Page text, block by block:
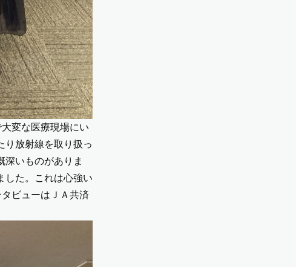
変な医療現場にい
り放射線を取り扱っ
深いものがありま
した。これは心強い
ビューはＪＡ共済